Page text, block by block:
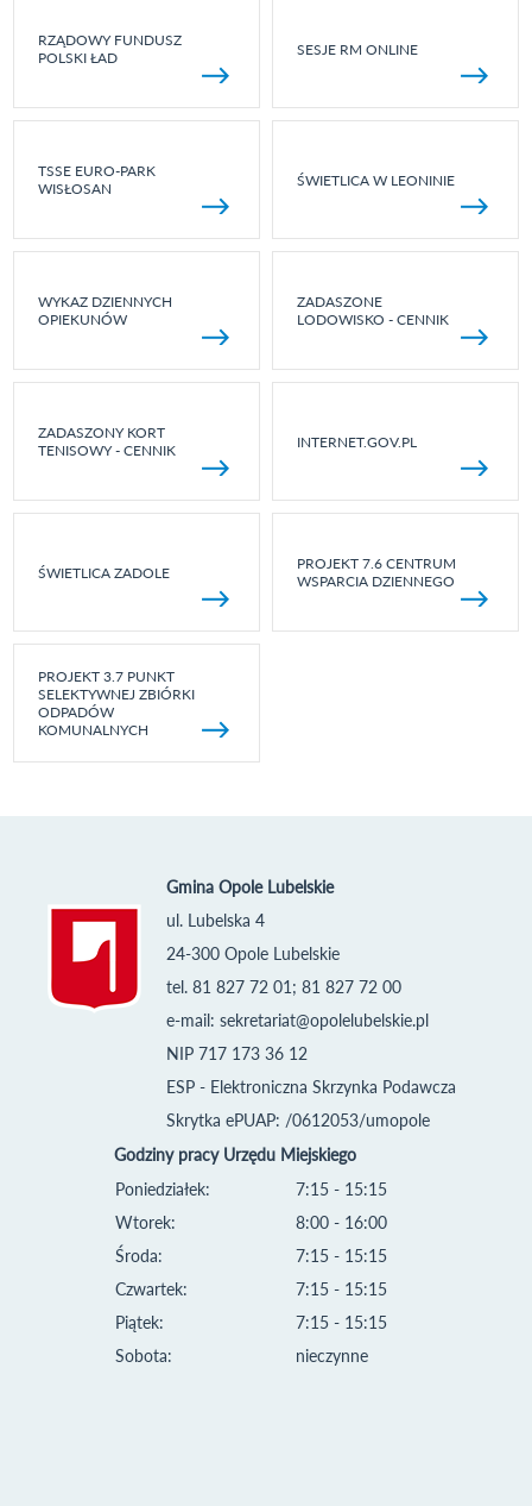
RZĄDOWY FUNDUSZ
POLSKI ŁAD
SESJE RM ONLINE
TSSE EURO-PARK
WISŁOSAN
ŚWIETLICA W LEONINIE
WYKAZ DZIENNYCH
OPIEKUNÓW
ZADASZONE
LODOWISKO - CENNIK
ZADASZONY KORT
TENISOWY - CENNIK
INTERNET.GOV.PL
ŚWIETLICA ZADOLE
PROJEKT 7.6 CENTRUM
WSPARCIA DZIENNEGO
PROJEKT 3.7 PUNKT
SELEKTYWNEJ ZBIÓRKI
ODPADÓW
KOMUNALNYCH
Gmina Opole Lubelskie
ul. Lubelska 4
24-300 Opole Lubelskie
tel. 81 827 72 01; 81 827 72 00
e-mail: sekretariat@opolelubelskie.pl
NIP 717 173 36 12
ESP - Elektroniczna Skrzynka Podawcza
Skrytka ePUAP: /0612053/umopole
Godziny pracy Urzędu Miejskiego
Poniedziałek:
Wtorek:
Środa:
Czwartek:
Piątek:
Sobota:
7:15 - 15:15
8:00 - 16:00
7:15 - 15:15
7:15 - 15:15
7:15 - 15:15
nieczynne